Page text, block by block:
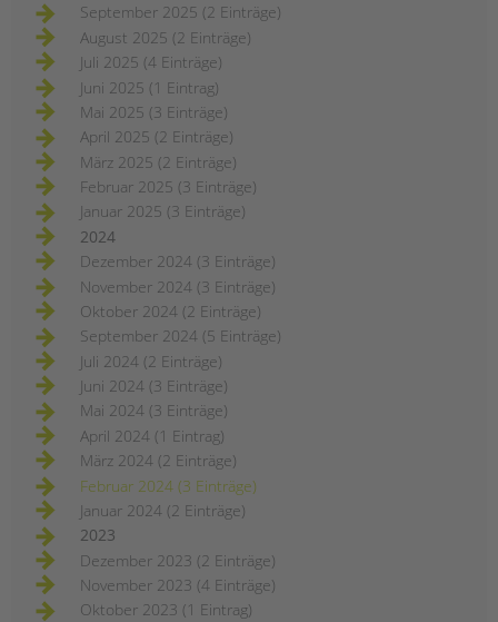
September 2025 (2 Einträge)
August 2025 (2 Einträge)
Juli 2025 (4 Einträge)
Juni 2025 (1 Eintrag)
Mai 2025 (3 Einträge)
April 2025 (2 Einträge)
März 2025 (2 Einträge)
Februar 2025 (3 Einträge)
Januar 2025 (3 Einträge)
2024
Dezember 2024 (3 Einträge)
November 2024 (3 Einträge)
Oktober 2024 (2 Einträge)
September 2024 (5 Einträge)
Juli 2024 (2 Einträge)
Juni 2024 (3 Einträge)
Mai 2024 (3 Einträge)
April 2024 (1 Eintrag)
März 2024 (2 Einträge)
Februar 2024 (3 Einträge)
Januar 2024 (2 Einträge)
2023
Dezember 2023 (2 Einträge)
November 2023 (4 Einträge)
Oktober 2023 (1 Eintrag)